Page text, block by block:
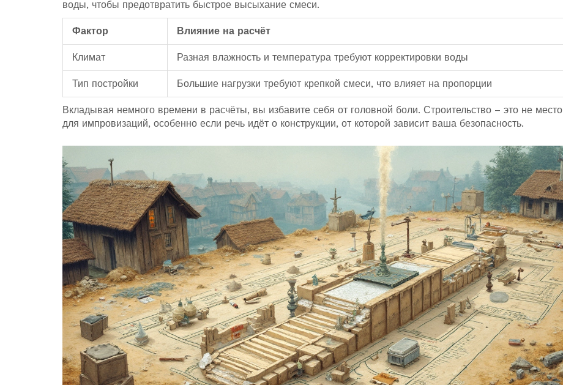
воды, чтобы предотвратить быстрое высыхание смеси.
Фактор Влияние на расчёт
Климат Разная влажность и температура требуют корректировки воды
Тип постройки Большие нагрузки требуют крепкой смеси, что влияет на пропорции
Вкладывая немного времени в расчёты, вы избавите себя от головной боли. Строительство – это не место
для импровизаций, особенно если речь идёт о конструкции, от которой зависит ваша безопасность.